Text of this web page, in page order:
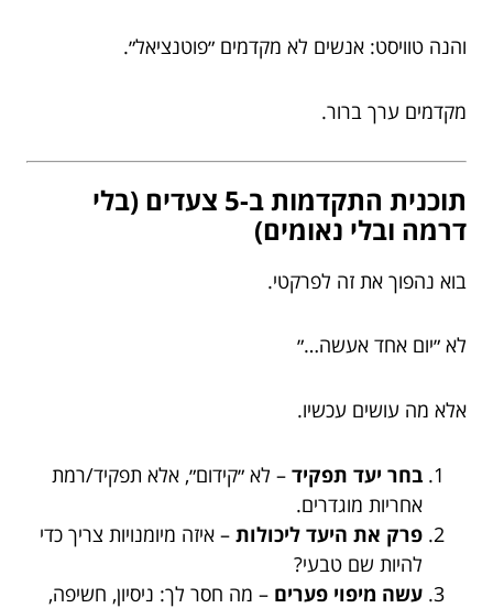
והנה טוויסט: אנשים לא מקדמים ״פוטנציאל״.
מקדמים ערך ברור.
תוכנית התקדמות ב-5 צעדים (בלי
דרמה ובלי נאומים)
בוא נהפוך את זה לפרקטי.
לא ״יום אחד אעשה…״
אלא מה עושים עכשיו.
בחר יעד תפקיד – לא ״קידום״, אלא תפקיד/רמת
אחריות מוגדרים.
פרק את היעד ליכולות – איזה מיומנויות צריך כדי
להיות שם טבעי?
עשה מיפוי פערים – מה חסר לך: ניסיון, חשיפה,